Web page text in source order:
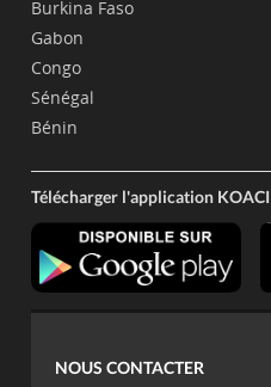
Burkina Faso
Gabon
Congo
Sénégal
Bénin
Télécharger l'application KOACI
NOUS CONTACTER